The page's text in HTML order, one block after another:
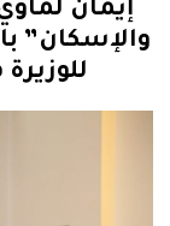
سياسة
رياضة
إيمان
والإسكان”